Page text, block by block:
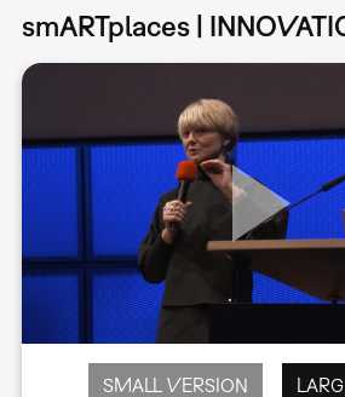
smARTplaces |
SMALL VERSION